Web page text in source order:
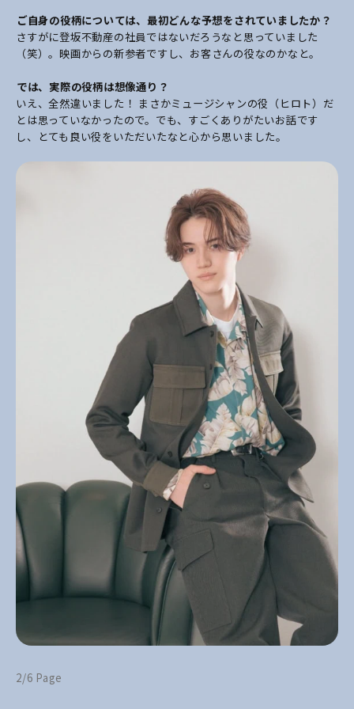
――ご自身の役柄については、最初どんな予想をされていましたか？
さすがに登坂不動産の社員ではないだろうなと思っていました
（笑）。映画からの新参者ですし、お客さんの役なのかなと。
――では、実際の役柄は想像通り？
いえ、全然違いました！ まさかミュージシャンの役（ヒロト）だ
とは思っていなかったので。でも、すごくありがたいお話です
し、とても良い役をいただいたなと心から思いました。
2/6 Page